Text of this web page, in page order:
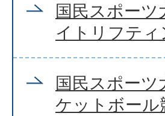
国民スポー
イトリフティ
国民スポー
ケットボール